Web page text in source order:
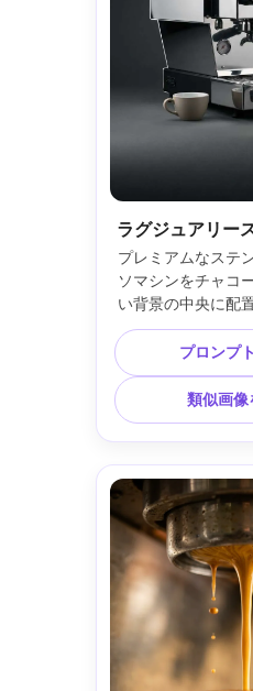
ラグジュアリー
プレミアムなステ
ソマシンをチャコ
い背景の中央に配
イトで鋭いエッジ
ソフトボックスで
具、高級商品ヒー
A7R IV、85mmレ
ディテール、クリ
レーディング、フ
ク --
プロンプ
類似画